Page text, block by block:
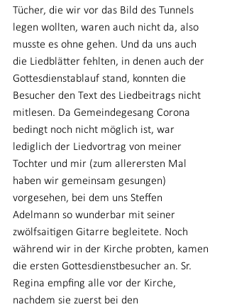
Tücher, die wir vor das Bild des Tunnels
legen wollten, waren auch nicht da, also
musste es ohne gehen. Und da uns auch
die Liedblätter fehlten, in denen auch der
Gottesdienstablauf stand, konnten die
Besucher den Text des Liedbeitrags nicht
mitlesen. Da Gemeindegesang Corona
bedingt noch nicht möglich ist, war
lediglich der Liedvortrag von meiner
Tochter und mir (zum allerersten Mal
haben wir gemeinsam gesungen)
vorgesehen, bei dem uns Steffen
Adelmann so wunderbar mit seiner
zwölfsaitigen Gitarre begleitete. Noch
während wir in der Kirche probten, kamen
die ersten Gottesdienstbesucher an. Sr.
Regina empfing alle vor der Kirche,
nachdem sie zuerst bei den